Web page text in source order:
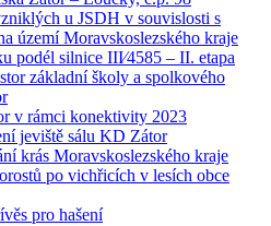
u JSDH v souvislosti s
území Moravskoslezského kraje
podél silnice III⁄4585 – II. etapa
základní školy a spolkového
v rámci konektivity 2023
jeviště sálu KD Zátor
krás Moravskoslezského kraje
po vichřicích v lesích obce
pro hašení